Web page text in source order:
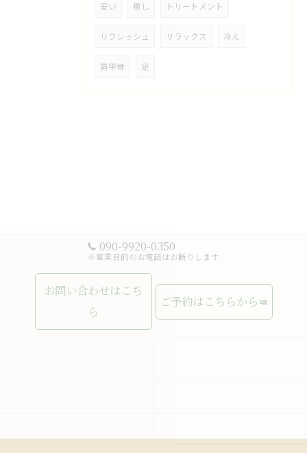
安い 癒し トリートメント
リフレッシュ リラックス 冷え
肩甲骨 足
090-9920-0350
※営業目的のお電話はお断りします
お問い合わせはこち
ら
ご予約はこちらから